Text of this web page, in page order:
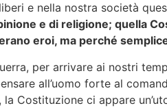
e nella nostra società
e di religione; quella
eroi, ma perché
per arrivare ai nostri
all’uomo forte al
Costituzione ci appare